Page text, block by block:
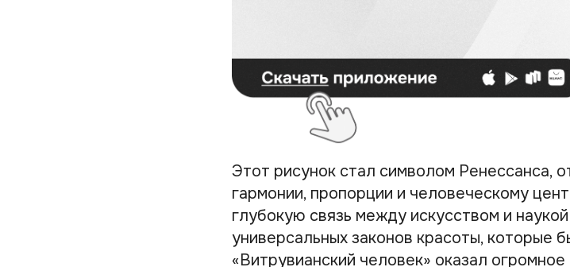
Этот рисунок стал символом Ренессанса,
гармонии, пропорции и человеческому
глубокую связь между искусством и
универсальных законов красоты, которые
«Витрувианский человек» оказал